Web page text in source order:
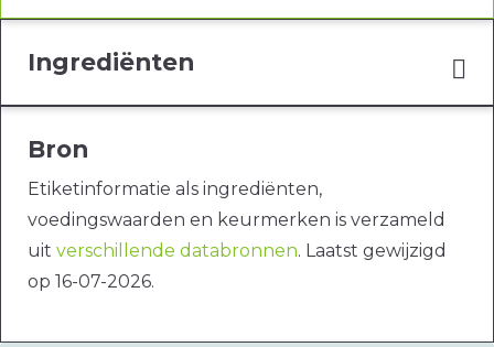
Ingrediënten
Bron
Etiketinformatie als ingrediënten,
voedingswaarden en keurmerken is verzameld
uit verschillende databronnen. Laatst gewijzigd
op 16-07-2026.